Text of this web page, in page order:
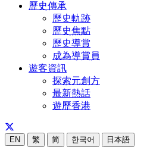
歷史傳承
歷史軌跡
歷史焦點
歷史導賞
成為導賞員
遊客資訊
探索元創方
最新熱話
遊歷香港
EN 繁 简 한국어 日本語